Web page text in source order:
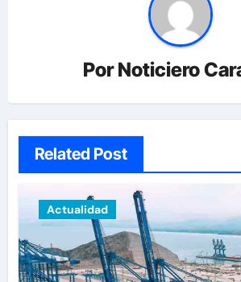
PorNoticiero
Related Post
Actualidad